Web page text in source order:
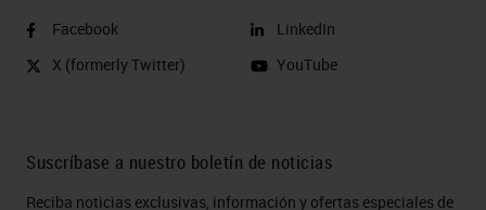
Facebook
X (formerly Twitter)
LinkedIn
YouTube
Suscríbase a nuestro boletín de noticias
Reciba noticias exclusivas, información y ofertas especiales de